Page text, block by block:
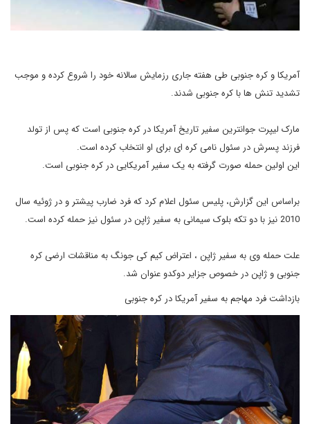
آمریکا و کره جنوبی طی هفته جاری رزمایش سالانه خود را شروع کرده و موجب
تشدید تنش ها با کره جنوبی شدند.
مارک لیپرت جوانترین سفیر تاریخ آمریکا در کره جنوبی است که پس از تولد
فرزند پسرش در سئول نامی کره ای برای او انتخاب کرده است.
این اولین حمله صورت گرفته به یک سفیر آمریکایی در کره جنوبی است.
براساس این گزارش، پلیس سئول اعلام کرد که فرد ضارب پیشتر و در ژوئیه سال
2010 نیز با دو تکه بلوک سیمانی به سفیر ژاپن در سئول نیز حمله کرده است.
علت حمله وی به سفیر ژاپن ، اعتراض کیم کی جونگ به مناقشات ارضی کره
جنوبی و ژاپن در خصوص جزایر دوکدو عنوان شد.
بازداشت فرد مهاجم به سفیر آمریکا در کره جنوبی